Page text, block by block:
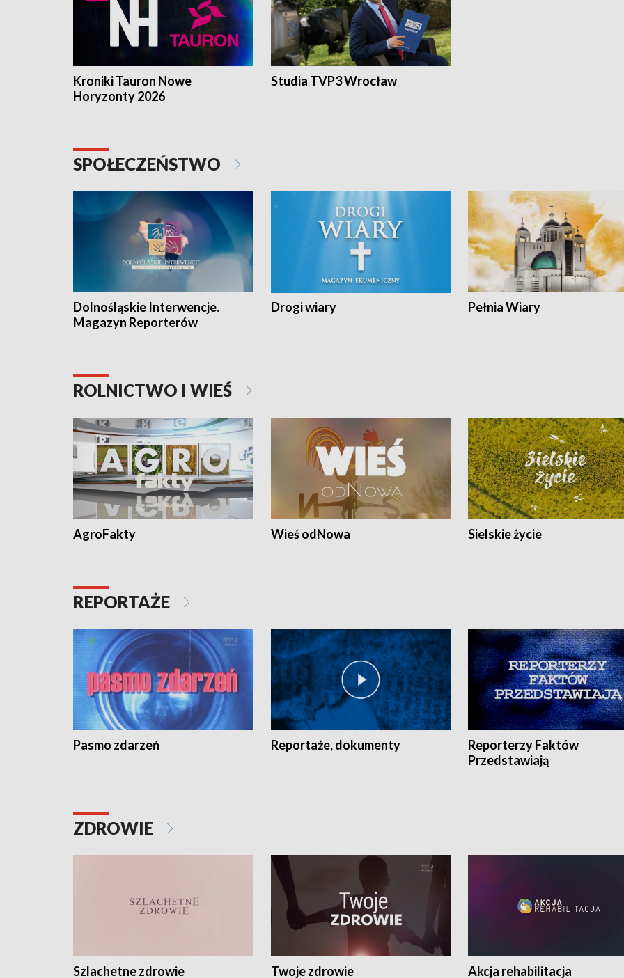
Kroniki Tauron Nowe
Horyzonty 2026
Studia TVP3 Wrocław
SPOŁECZEŃSTWO
Dolnośląskie Interwencje.
Magazyn Reporterów
Drogi wiary Pełnia Wiary
ROLNICTWO I WIEŚ
AgroFakty Wieś odNowa Sielskie życie
REPORTAŻE
Pasmo zdarzeń Reportaże, dokumenty
Reporterzy Faktów
Przedstawiają
ZDROWIE
Szlachetne zdrowie Twoje zdrowie Akcja rehabilitacja